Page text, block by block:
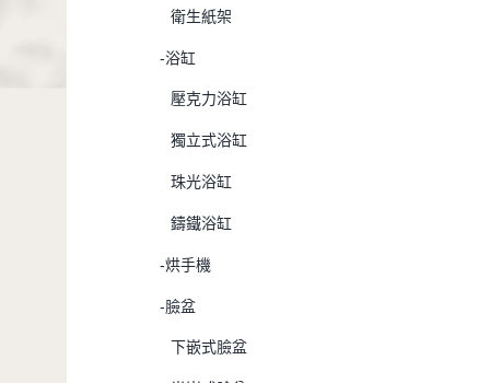
衛生紙架
-浴缸
壓克力浴缸
獨立式浴缸
珠光浴缸
鑄鐵浴缸
-烘手機
-臉盆
下嵌式臉盆